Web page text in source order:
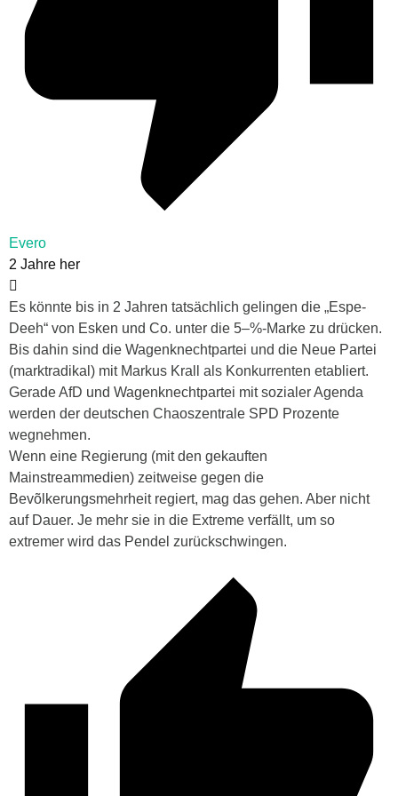
Evero
2 Jahre her
Es könnte bis in 2 Jahren tatsächlich gelingen die „Espe-
Deeh“ von Esken und Co. unter die 5–%-Marke zu drücken.
Bis dahin sind die Wagenknechtpartei und die Neue Partei
(marktradikal) mit Markus Krall als Konkurrenten etabliert.
Gerade AfD und Wagenknechtpartei mit sozialer Agenda
werden der deutschen Chaoszentrale SPD Prozente
wegnehmen.
Wenn eine Regierung (mit den gekauften
Mainstreammedien) zeitweise gegen die
Bevõlkerungsmehrheit regiert, mag das gehen. Aber nicht
auf Dauer. Je mehr sie in die Extreme verfällt, um so
extremer wird das Pendel zurückschwingen.